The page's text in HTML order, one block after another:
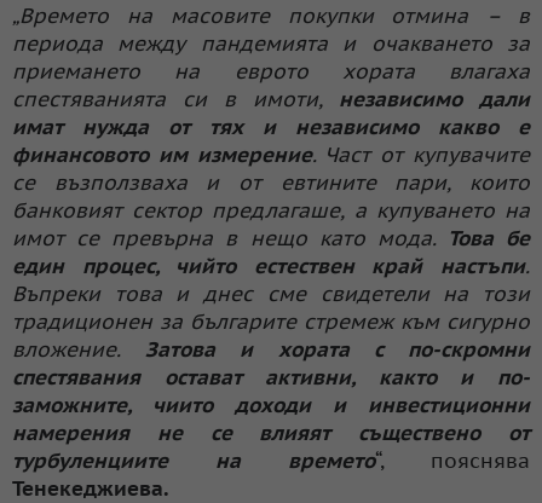
„Времето на масовите покупки отмина – в
периода между пандемията и очакването за
приемането на еврото хората влагаха
спестяванията си в имоти, независимо дали
имат нужда от тях и независимо какво е
финансовото им измерение. Част от купувачите
се възползваха и от евтините пари, които
банковият сектор предлагаше, а купуването на
имот се превърна в нещо като мода. Това бе
един процес, чийто естествен край настъпи.
Въпреки това и днес сме свидетели на този
традиционен за българите стремеж към сигурно
вложение.
Затова и хората с по-скромни
спестявания остават активни, както и по-
заможните, чиито доходи и инвестиционни
намерения не се влияят съществено от
турбуленциите на времето“, пояснява
Тенекеджиева.